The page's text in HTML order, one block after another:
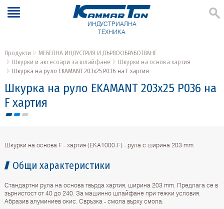
ИНДУСТРИАЛНА
ТЕХНИКА
Продукти
МЕБЕЛНА ИНДУСТРИЯ И ДЪРВООБРАБОТВАНЕ
Шкурки и аксесоари за шлайфане
Шкурки на основа хартия
Шкурка на руло EKAMANT 203х25 P036 на F хартия
Шкурка на руло EKAMANT 203х25 P036 на
F хартия
Шкурки на основа F - хартия (ЕКА1000-F) - рула с ширина 203 mm
Общи характеристики
Стандартни рула на основа твърда хартия, ширина 203 mm. Предлага се в
зърнистост от 40 до 240. За машинно шлайфане при тежки условия.
Абразив алуминиев окис. Свръзка - смола върху смола.